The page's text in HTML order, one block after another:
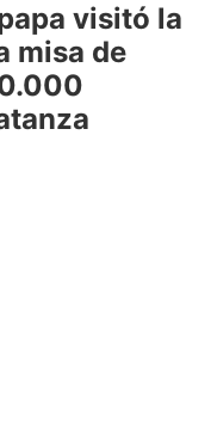
visitó la
misa de